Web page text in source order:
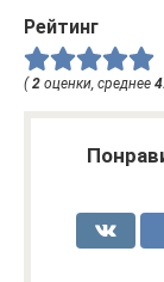
Рейтинг
( 2 оценки, среднее